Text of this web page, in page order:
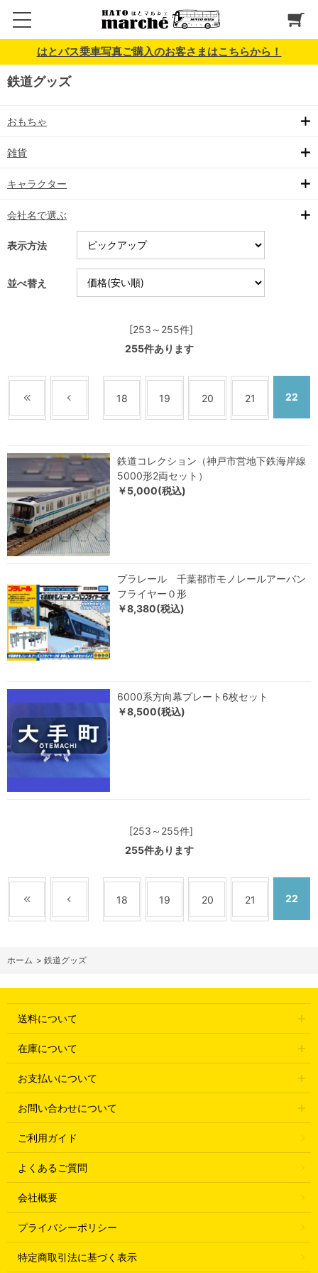
はとバス乗車写真ご購入のお客さまはこちらから！
鉄道グッズ
おもちゃ
雑貨
キャラクター
会社名で選ぶ
表示方法
並べ替え
[253～255件]
255件あります
18 19 20 21 22
鉄道コレクション（神戸市営地下鉄海岸線
5000形2両セット）
￥5,000(税込)
プラレール 千葉都市モノレールアーバン
フライヤー０形
￥8,380(税込)
6000系方向幕プレート6枚セット
￥8,500(税込)
[253～255件]
255件あります
18 19 20 21 22
ホーム > 鉄道グッズ
送料について
在庫について
お支払いについて
お問い合わせについて
ご利用ガイド
よくあるご質問
会社概要
プライバシーポリシー
特定商取引法に基づく表示